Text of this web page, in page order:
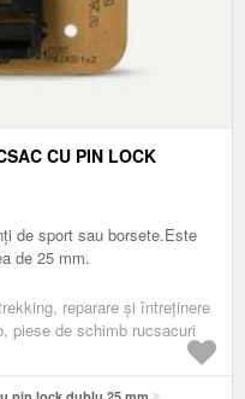
CU PIN LOCK
de sport sau borsete.Este
de 25 mm.
reparare și întreținere
piese de schimb rucsacuri